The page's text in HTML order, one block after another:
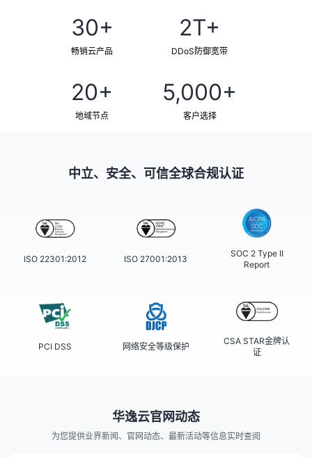
30+
畅销云产品
2T+
DDoS防御宽带
20+
地域节点
5,000+
客户选择
中立、安全、可信全球合规认证
ISO 22301:2012 ISO 27001:2013
SOC 2 Type II
Report
PCI DSS 网络安全等级保护
CSA STAR金牌认
证
华逸云官网动态
为您提供业界新闻、官网动态、最新活动等信息实时查阅